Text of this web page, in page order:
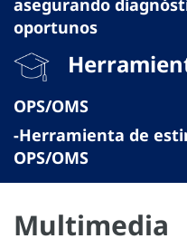
oportunos
OPS/OMS
-Herramienta de
OPS/OMS
Multimedia